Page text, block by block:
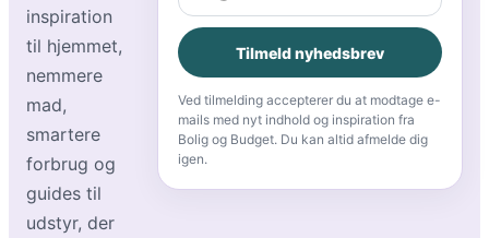
inspiration
til hjemmet,
nemmere
mad,
smartere
forbrug og
guides til
udstyr, der
Tilmeld nyhedsbrev
Ved tilmelding accepterer du at modtage e-
mails med nyt indhold og inspiration fra
Bolig og Budget. Du kan altid afmelde dig
igen.